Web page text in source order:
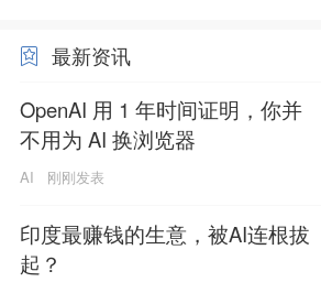
最新资讯
OpenAI 用 1 年时间证明，你并
不用为 AI 换浏览器
AI 刚刚发表
印度最赚钱的生意，被AI连根拔
起？